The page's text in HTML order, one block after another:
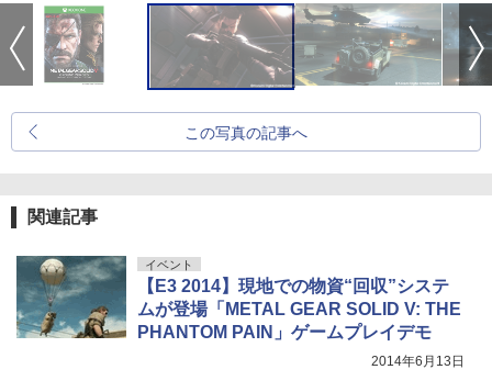
この写真の記事へ
関連記事
イベント
【E3 2014】現地での物資“回収”システ
ムが登場「METAL GEAR SOLID V: THE
PHANTOM PAIN」ゲームプレイデモ
2014年6月13日